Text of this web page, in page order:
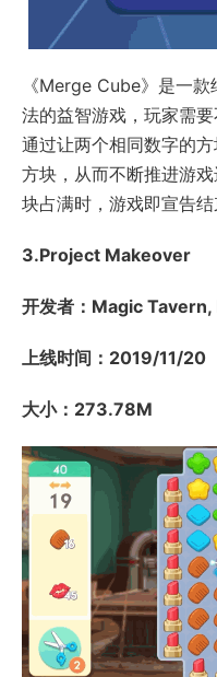
《Merge Cube》是一
法的益智游戏，玩家需
通过让两个相同数字的
方块，从而不断推进游
块占满时，游戏即宣告结
3.Project Makeover
开发者：Magic Tavern,
上线时间：2019/11/20
大小：273.78M